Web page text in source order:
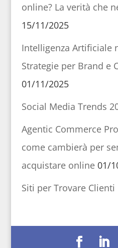
online? La verità che
15/11/2025
Intelligenza Artificiale
Strategie per Brand e
01/11/2025
Social Media Trends
Agentic Commerce
come cambierà per
acquistare online 01/
Siti per Trovare Clienti